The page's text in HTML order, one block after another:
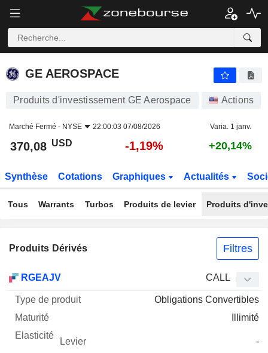
GE AEROSPACE
GE AEROSPACE
Produits d'investissement GE Aerospace Actions
Marché Fermé - NYSE 22:00:03 07/08/2026 Varia. 1 janv.
370,08 USD -1,19% +20,14%
Synthèse Cotations Graphiques Actualités
Tous Warrants Turbos Produits de levier Produits
Produits Dérivés Filtres
Mnemo Type produit
Elasticité Levier Parité
RGEAJV CALL
Obligations Convertibles
Illimité
-